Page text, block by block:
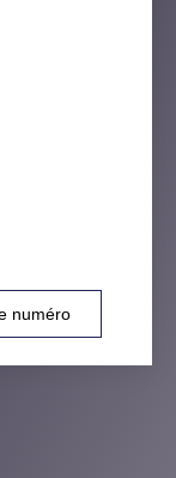
numéro